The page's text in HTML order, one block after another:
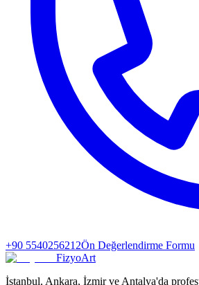
+90 5540256212Ön Değerlendirme Formu
FizyoArt
İstanbul, Ankara, İzmir ve Antalya'da